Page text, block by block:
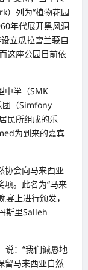
）列为“植物花园
年代展开黑风洞
立瓜拉雪兰莪自
这座公园目前依
中学（SMK
团（Simfony
民所组成的乐
为到来的嘉宾
协会向马来西亚
项。此名为“马来
上进行颁发，
斯里Salleh
：“我们诚恳地
留马来西亚自然